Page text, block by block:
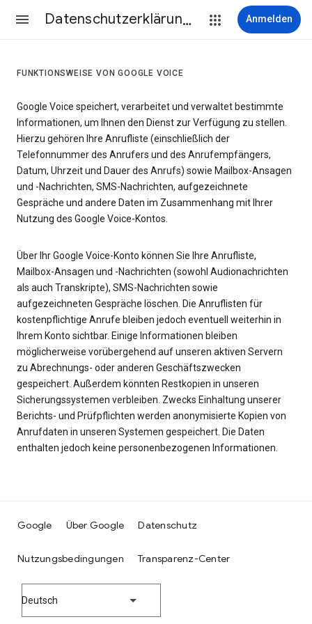
Datenschutzerklärung & Nutzungsbedingungen Anmelden
FUNKTIONSWEISE VON GOOGLE VOICE
Google Voice speichert, verarbeitet und verwaltet bestimmte
Informationen, um Ihnen den Dienst zur Verfügung zu stellen.
Hierzu gehören Ihre Anrufliste (einschließlich der
Telefonnummer des Anrufers und des Anrufempfängers,
Datum, Uhrzeit und Dauer des Anrufs) sowie Mailbox-Ansagen
und -Nachrichten, SMS-Nachrichten, aufgezeichnete
Gespräche und andere Daten im Zusammenhang mit Ihrer
Nutzung des Google Voice-Kontos.
Über Ihr Google Voice-Konto können Sie Ihre Anrufliste,
Mailbox-Ansagen und -Nachrichten (sowohl Audionachrichten
als auch Transkripte), SMS-Nachrichten sowie
aufgezeichneten Gespräche löschen. Die Anruflisten für
kostenpflichtige Anrufe bleiben jedoch eventuell weiterhin in
Ihrem Konto sichtbar. Einige Informationen bleiben
möglicherweise vorübergehend auf unseren aktiven Servern
zu Abrechnungs- oder anderen Geschäftszwecken
gespeichert. Außerdem könnten Restkopien in unseren
Sicherungssystemen verbleiben. Zwecks Einhaltung unserer
Berichts- und Prüfpflichten werden anonymisierte Kopien von
Anrufdaten in unseren Systemen gespeichert. Die Daten
enthalten jedoch keine personenbezogenen Informationen.
Google Über Google Datenschutz
Nutzungsbedingungen Transparenz-Center
Deutsch